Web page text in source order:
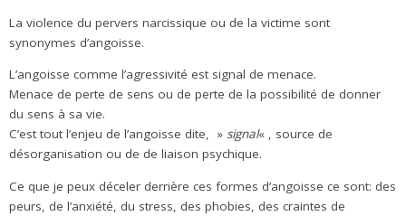
La violence du pervers narcissique ou de la victime sont
synonymes d’angoisse.
L’angoisse comme l’agressivité est signal de menace.
Menace de perte de sens ou de perte de la possibilité de donner
du sens à sa vie.
C’est tout l’enjeu de l’angoisse dite, » signal« , source de
désorganisation ou de de liaison psychique.
Ce que je peux déceler derrière ces formes d’angoisse ce sont: des
peurs, de l’anxiété, du stress, des phobies, des craintes de